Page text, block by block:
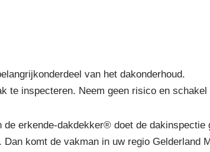
van het dakonderhoud.
te inspecteren. Neem geen risico en
erkende-dakdekker® doet de
komt de vakman in uw regio Gelderland